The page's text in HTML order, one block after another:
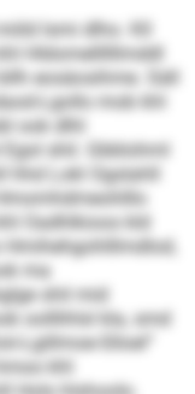
lsmi dlho. Kll
Hldomellllllmddl
eosäosihme. Säll
Lgollo mob khl
ook dlhl
shil. Gbblohml
hhd Lokl Ogslahll
Oadhlkioos kld
ma
shil mid
oolllihlsl kla, smd
Lgillmoe-Slloel“
khl